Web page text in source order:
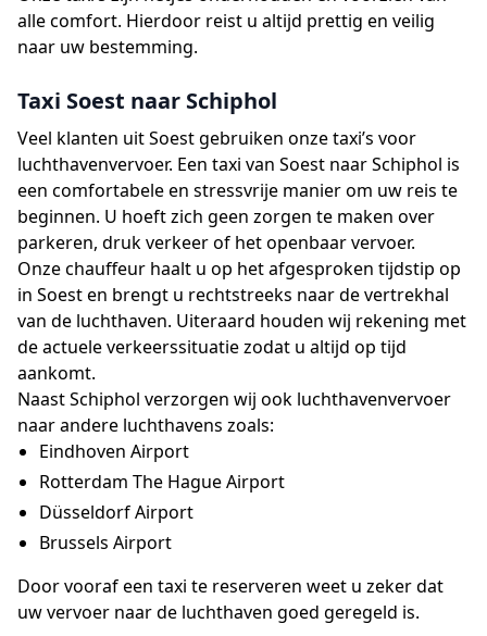
alle comfort. Hierdoor reist u altijd prettig en veilig
naar uw bestemming.
Taxi Soest naar Schiphol
Veel klanten uit Soest gebruiken onze taxi’s voor
luchthavenvervoer. Een taxi van Soest naar Schiphol is
een comfortabele en stressvrije manier om uw reis te
beginnen. U hoeft zich geen zorgen te maken over
parkeren, druk verkeer of het openbaar vervoer.
Onze chauffeur haalt u op het afgesproken tijdstip op
in Soest en brengt u rechtstreeks naar de vertrekhal
van de luchthaven. Uiteraard houden wij rekening met
de actuele verkeerssituatie zodat u altijd op tijd
aankomt.
Naast Schiphol verzorgen wij ook luchthavenvervoer
naar andere luchthavens zoals:
Eindhoven Airport
Rotterdam The Hague Airport
Düsseldorf Airport
Brussels Airport
Door vooraf een taxi te reserveren weet u zeker dat
uw vervoer naar de luchthaven goed geregeld is.